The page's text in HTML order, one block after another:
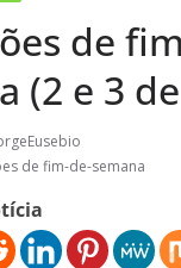
de
(2 e 3
de fim-de-semana